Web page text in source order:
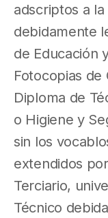
adscriptos a la
debidamente
de Educación
Fotocopias
Diploma de
o Higiene y
sin los
extendidos
Terciario,
Técnico